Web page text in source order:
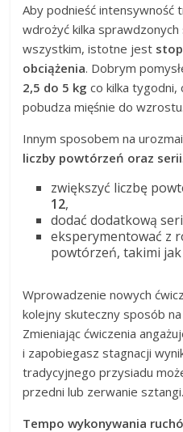
Aby podnieść
wdrożyć kilka
wszystkim, istotne jest
obciążenia. Dobrym
2,5 do 5 kg co kilka tygodni,
pobudza mięśnie do wzrostu.
Innym sposobem na
liczby powtórzeń oraz serii
zwiększyć liczbę
12,
dodać dodatkową
eksperymentować z
powtórzeń, takimi
Wprowadzenie nowych
kolejny skuteczny sposób
Zmieniając ćwiczenia
i zapobiegasz stagnacji
tradycyjnego przysiadu
przedni lub zerwanie sztangi.
Tempo wykonywania